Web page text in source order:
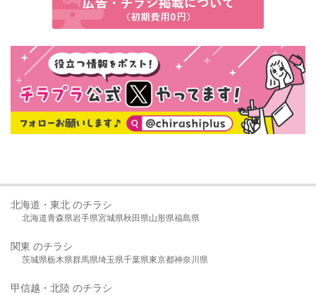
北海道・東北 のチラシ
北海道青森県岩手県宮城県秋田県山形県福島県
関東 のチラシ
茨城県栃木県群馬県埼玉県千葉県東京都神奈川県
甲信越・北陸 のチラシ